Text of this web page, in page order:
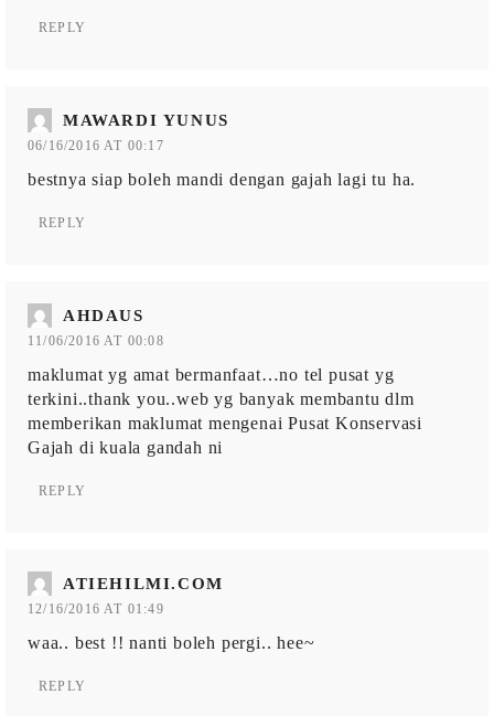
REPLY
MAWARDI YUNUS
06/16/2016 AT 00:17
bestnya siap boleh mandi dengan gajah lagi tu ha.
REPLY
AHDAUS
11/06/2016 AT 00:08
maklumat yg amat bermanfaat…no tel pusat yg
terkini..thank you..web yg banyak membantu dlm
memberikan maklumat mengenai Pusat Konservasi
Gajah di kuala gandah ni
REPLY
ATIEHILMI.COM
12/16/2016 AT 01:49
waa.. best !! nanti boleh pergi.. hee~
REPLY